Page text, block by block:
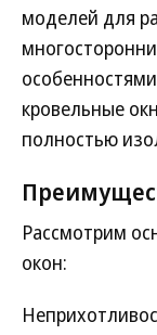
моделей для
кровельные
полностью
Рассмотрим
окон: